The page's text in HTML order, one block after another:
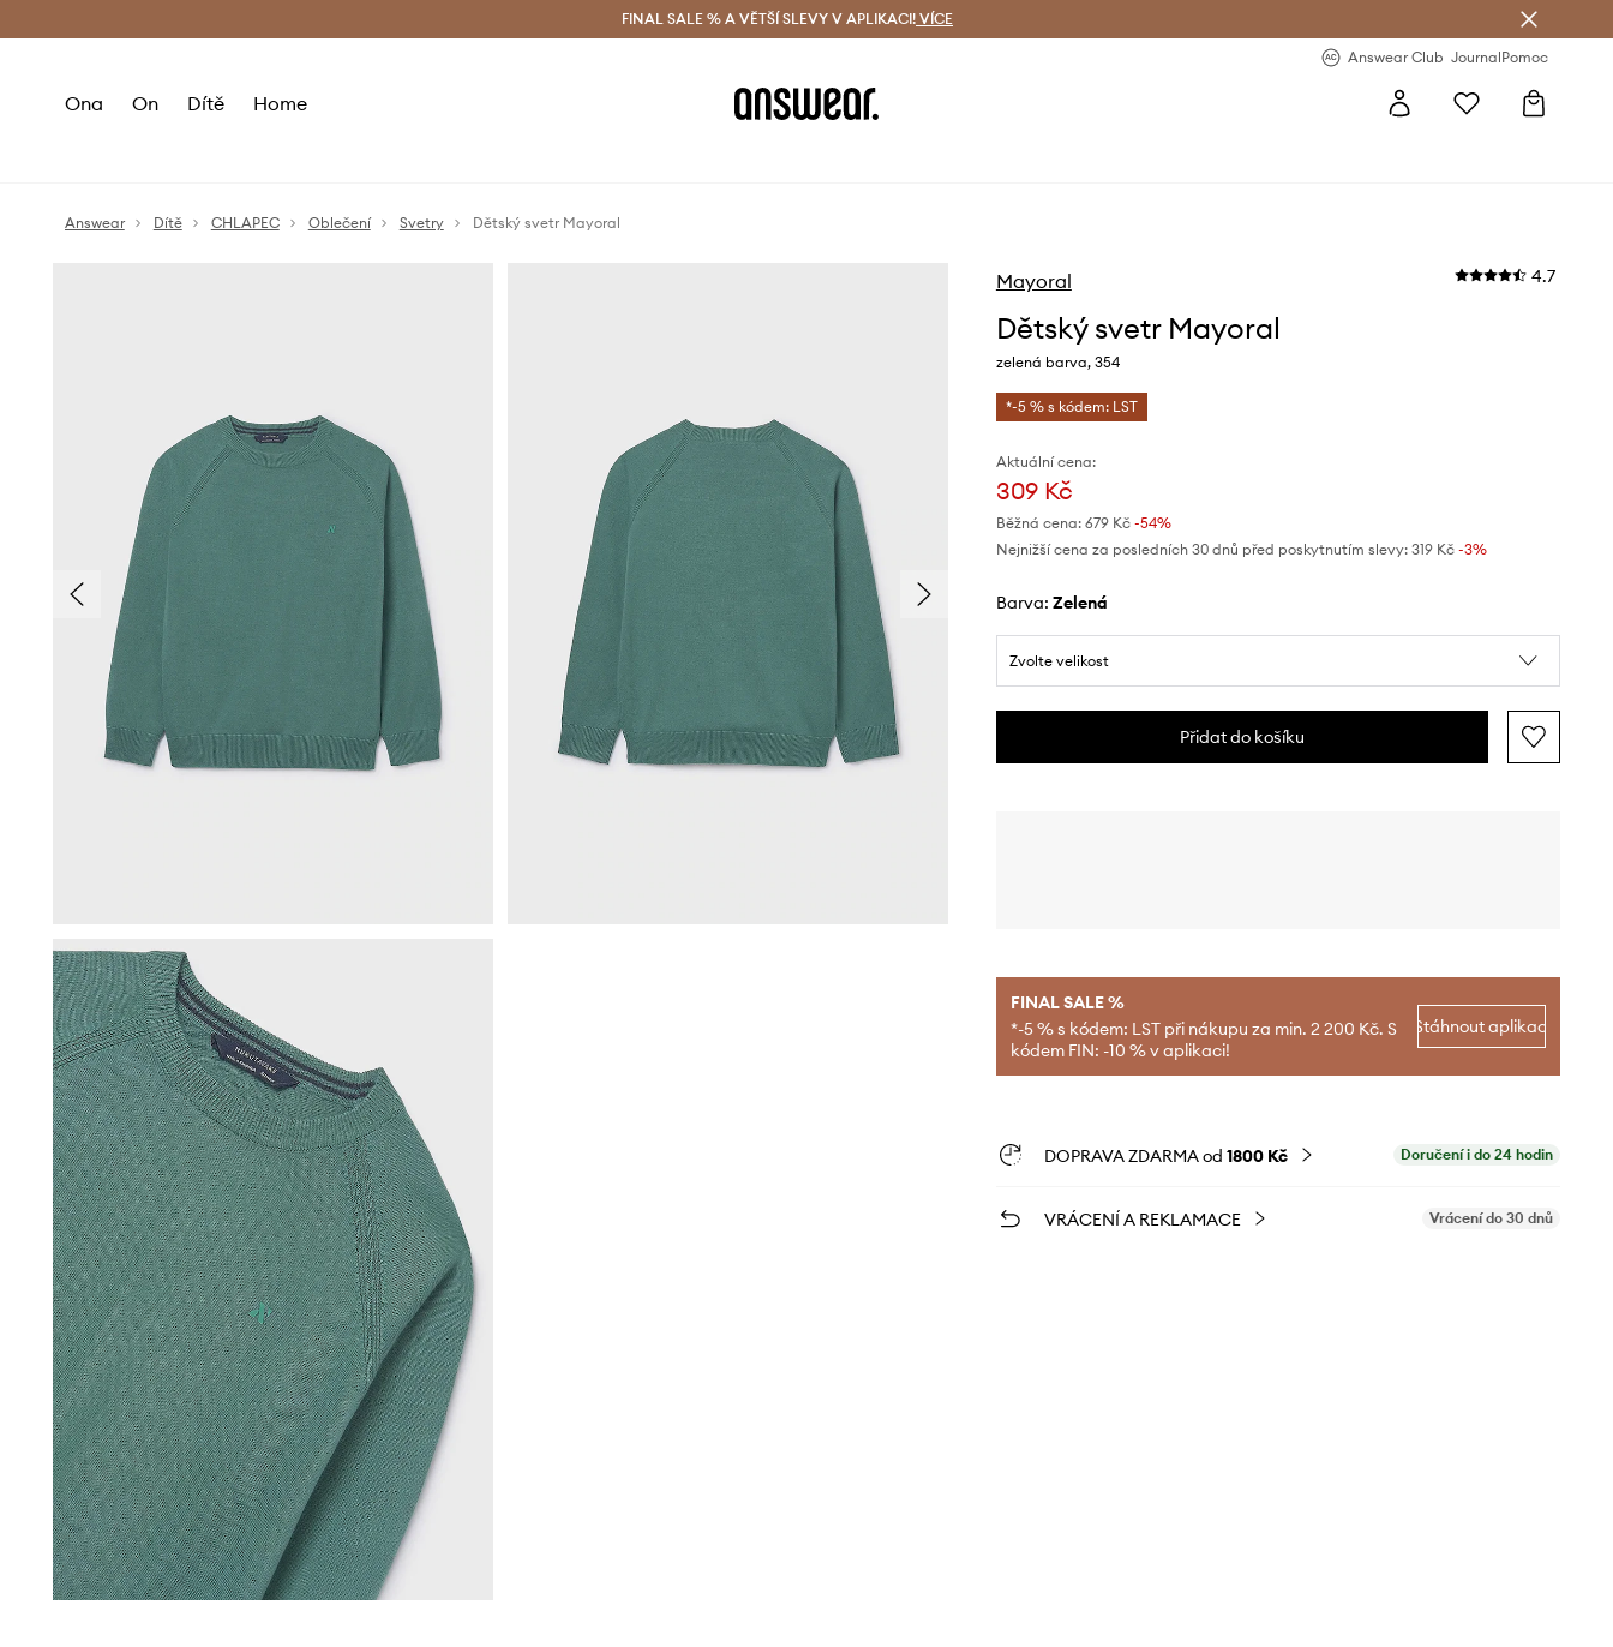
Doručení a vrácení zdarma (od 1800 Kč) Doručení i do 24 h
FINAL SALE % A VĚTŠÍ SLEVY V APLIKACI! VÍCE
Answear Club JournalPomoc
Ona On Dítě Home
Answear Dítě CHLAPEC Oblečení Svetry Dětský svetr Mayoral
Mayoral 4.7
Dětský svetr Mayoral
zelená barva, 354
*-5 % s kódem: LST
Aktuální cena:
309 Kč
Běžná cena: 679 Kč-54%
Nejnižší cena za posledních 30 dnů před poskytnutím slevy: 319 Kč -3%
Barva: zelená
Zvolte velikost
Přidat do košíku
FINAL SALE %
*-5 % s kódem: LST při nákupu za min. 2 200 Kč. S
kódem FIN: -10 % v aplikaci!
Stáhnout aplikaci
DOPRAVA ZDARMA od 1800 Kč Doručení i do 24 hodin
VRÁCENÍ A REKLAMACE Vrácení do 30 dnů